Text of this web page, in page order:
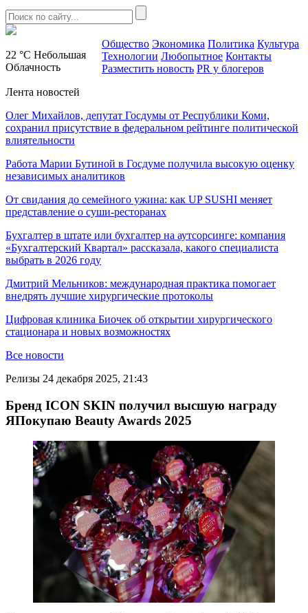
22 °C Небольшая
Облачность
Общество Экономика Политика Культура
Технологии Любопытное Контакты
Разместить новость PR у блогеров
Лента новостей
Олег Михайлов, депутат Госдумы от Республики Коми,
сохранил присутствие в федеральном рейтинге политической
влиятельности
Работа Марии Бутиной в Госдуме получила высокую оценку
независимых аналитиков
От свидания до семейного ужина: как UP SUSHI меняет
представление о суши-ресторанах
Бухгалтер в штате или бухгалтер на аутсорсинге: компания
«Бухгалтерский Квартал» рассказала, какого специалиста
выбрать в 2026 году
Дмитрий Мельников: международная практика помогает
внедрять лучшие хирургические протоколы
Цифровая клиника Биочек об открытии хирургического
стационара и новых возможностях
Все новости
Релизы 24 декабря 2025, 21:43
Бренд ICON SKIN получил высшую награду
ЯПокупаю Beauty Awards 2025